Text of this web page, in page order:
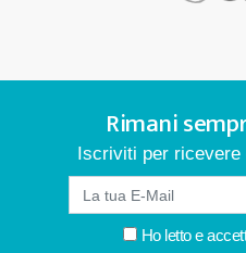
Rimani
Iscriviti per
Ho letto e